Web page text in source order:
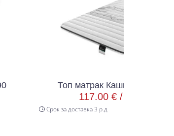
Топ матрак Кашмир Мемо 90/200
228.83 лв.
Срок за доставка 3 р.д